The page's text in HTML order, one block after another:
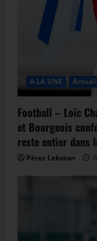
A LA UNE
Football – Loïc
et Bourgeois
reste entier dans
Pérez Lekotan